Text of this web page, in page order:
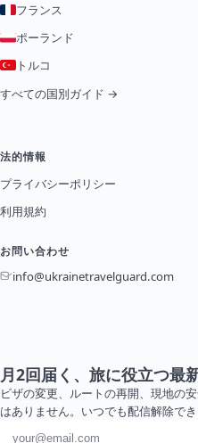
フランス
ポーランド
トルコ
すべての国別ガイド →
法的情報
プライバシーポリシー
利用規約
お問い合わせ
info@ukrainetravelguard.com
月2回届く、旅に役立つ最
ビザの変更、ルートの再開、現地の
はありません。いつでも配信解除でき
メールアドレス